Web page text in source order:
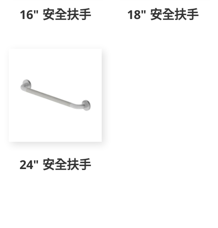
16" 安全扶手 18" 安全扶手
24" 安全扶手